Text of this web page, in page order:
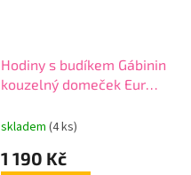
Hodiny s budíkem Gábinin
kouzelný domeček Eur
skladem (4 ks)
1 190 Kč